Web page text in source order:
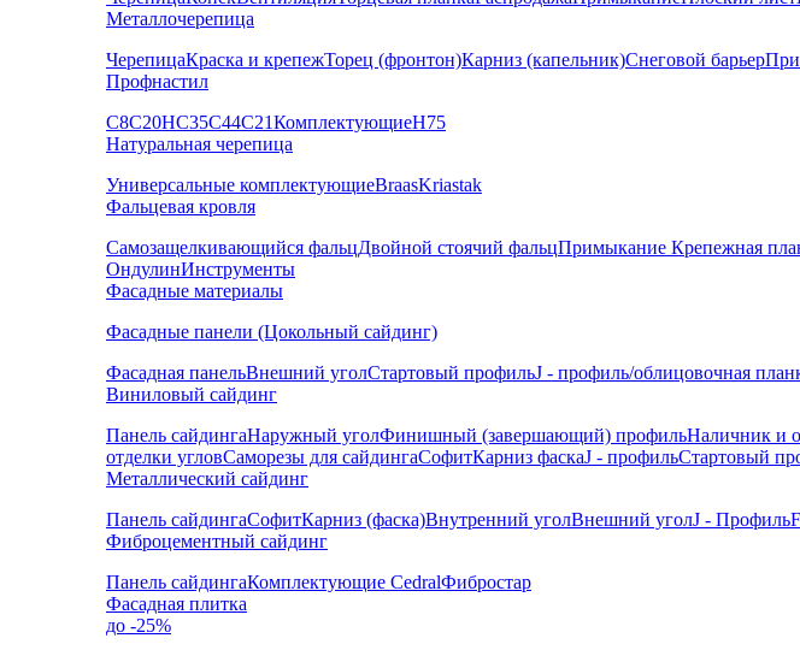
Металлочерепица
ЧерепицаКраска и крепежТорец (фронтон)Карниз (капельник)Снеговой барьер
Профнастил
С8С20НС35С44С21КомплектующиеН75
Натуральная черепица
Универсальные комплектующиеBraasKriastak
Фальцевая кровля
Самозащелкивающийся фальцДвойной стоячий фальцПримыкание Крепежная
ОндулинИнструменты
Фасадные материалы
Фасадные панели (Цокольный сайдинг)
Фасадная панельВнешний уголСтартовый профильJ - профиль/облицовочная
Виниловый сайдинг
Панель сайдингаНаружный уголФинишный (завершающий) профильНаличник и
отделки угловСаморезы для сайдингаСофитКарниз фаскаJ - профильСтартовый
Металлический сайдинг
Панель сайдингаСофитКарниз (фаска)Внутренний уголВнешний уголJ - Профиль
Фиброцементный сайдинг
Панель сайдингаКомплектующие CedralФибростар
Фасадная плитка
до -25%